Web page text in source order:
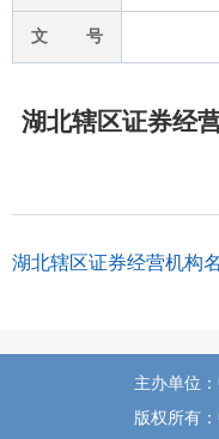
文 号
湖北辖区证券经
湖北辖区证券经营机构
主办单位
版权所有